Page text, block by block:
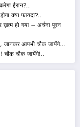
ईरान?..
क्या फायदा?..
ख़त्म हो गया – अर्चना पूरन
जानकर आपभी चौक जायेंगे…
! चौंक चौक जायेंगे!..